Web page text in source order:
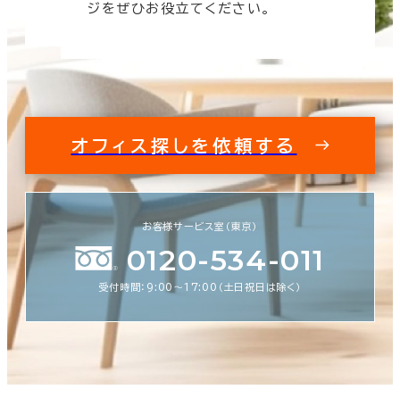
ジをぜひお役立てください。
オフィス探しを依頼する
お客様サービス室（東京）
0120-534-011
受付時間：9:00〜17:00（土日祝日は除く）